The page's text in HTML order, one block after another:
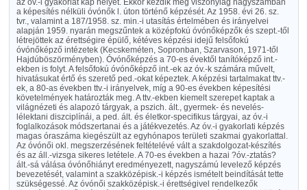
az óv.-i gyakorlat kap helyet. Ekkor kezdik meg viszonylag nagyszámban
a képesítés nélküli óvónők l. úton történő képzését. Az 1958. évi 26. sz.
tvr., valamint a 187/1958. sz. min.-i utasítás értelmében és irányelvei
alapján 1959. nyarán megszűntek a középfokú óvónőképzők és szept.-től
létrejöttek az érettségire épülő, kétéves képzési idejű felsőfokú
óvónőképző intézetek (Kecskeméten, Sopronban, Szarvason, 1971-től
Hajdúböszörményben). Óvónőképzés a 70-es évektől tanítóképző int.-
ekben is folyt. A felsőfokú óvónőképző int.-ek az óv.-k számára művelt,
hivatásukat értő és szerető ped.-okat képeztek. A képzési tartalmakat ttv.-
ek, a 80-as években ttv.-i irányelvek, míg a 90-es években képesítési
követelmények határozták meg. A ttv.-ekben kiemelt szerepet kaptak a
világnézeti és alapozó tárgyak, a pszich. ált., gyermek- és nevelés-
lélektani diszciplínái, a ped. ált. és életkor-specifikus tárgyai, az óv.-i
foglalkozások módszertanai és a játékvezetés. Az óv.-i gyakorlati képzés
magas óraszáma kiegészült az egyhónapos területi szakmai gyakorlattal.
Az óvónői okl. megszerzésének feltételévé vált a szakdolgozat-készítés
és az áll.-vizsga sikeres letétele. A 70-es években a hazai ?óv.-ztatás?
ált.-sá válása óvónőhiányt eredményezett, nagyszámú levelező képzés
bevezetését, valamint a szakközépisk.-i képzés ismételt beindítását tette
szükségessé. Az óvónői szakközépisk.-i érettségivel rendelkezők